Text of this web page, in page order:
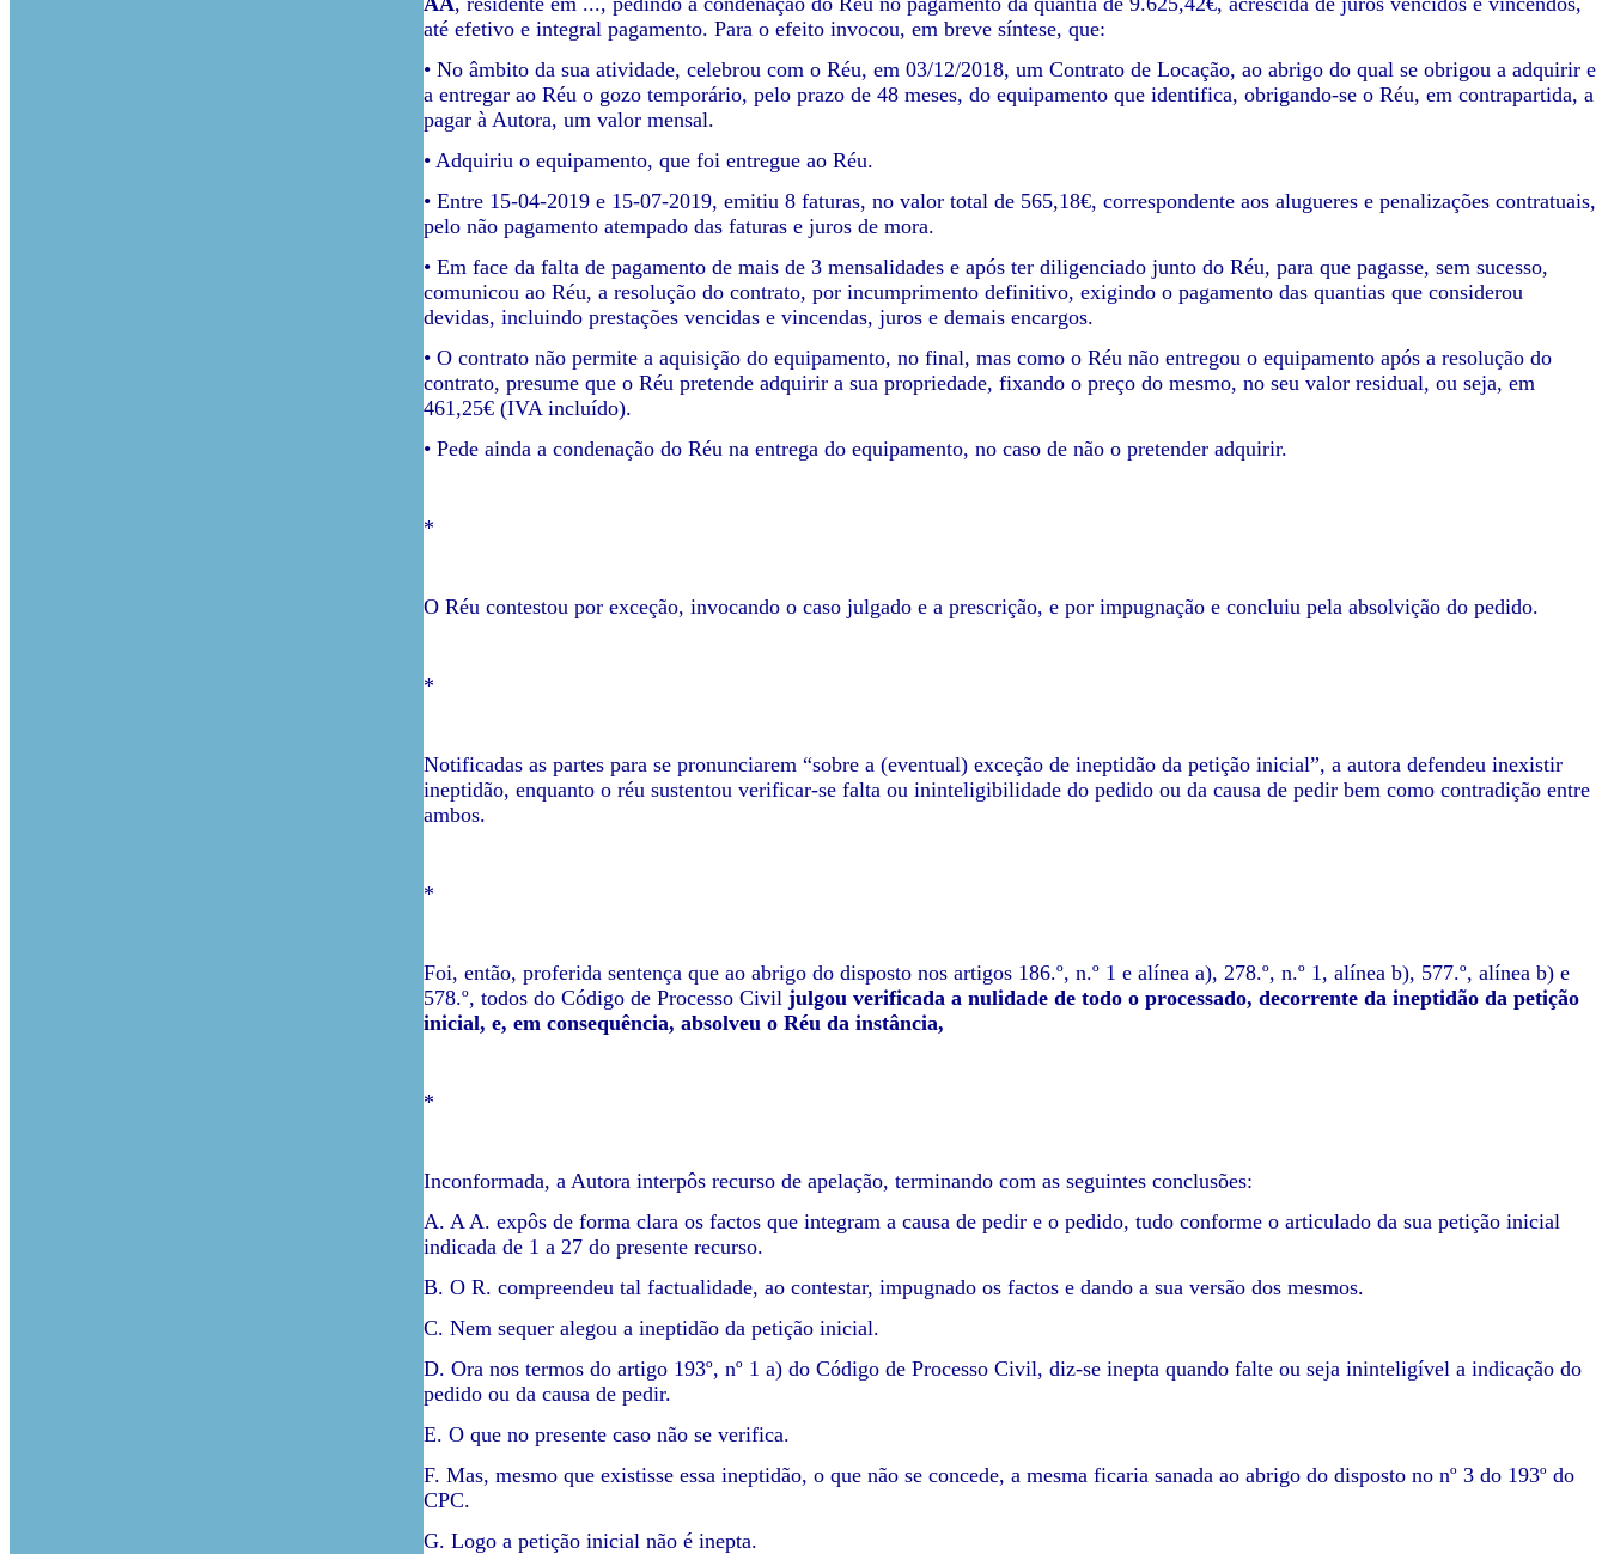
até efetivo e integral pagamento. Para o efeito invocou, em breve síntese, que:
• No âmbito da sua atividade, celebrou com o Réu, em 03/12/2018, um Contrato de Locação, ao abrigo do qual se obrigou a adquirir e
a entregar ao Réu o gozo temporário, pelo prazo de 48 meses, do equipamento que identifica, obrigando-se o Réu, em contrapartida, a
pagar à Autora, um valor mensal.
• Adquiriu o equipamento, que foi entregue ao Réu.
• Entre 15-04-2019 e 15-07-2019, emitiu 8 faturas, no valor total de 565,18€, correspondente aos alugueres e penalizações contratuais,
pelo não pagamento atempado das faturas e juros de mora.
• Em face da falta de pagamento de mais de 3 mensalidades e após ter diligenciado junto do Réu, para que pagasse, sem sucesso,
comunicou ao Réu, a resolução do contrato, por incumprimento definitivo, exigindo o pagamento das quantias que considerou
devidas, incluindo prestações vencidas e vincendas, juros e demais encargos.
• O contrato não permite a aquisição do equipamento, no final, mas como o Réu não entregou o equipamento após a resolução do
contrato, presume que o Réu pretende adquirir a sua propriedade, fixando o preço do mesmo, no seu valor residual, ou seja, em
461,25€ (IVA incluído).
• Pede ainda a condenação do Réu na entrega do equipamento, no caso de não o pretender adquirir.
*
O Réu contestou por exceção, invocando o caso julgado e a prescrição, e por impugnação e concluiu pela absolvição do pedido.
*
Notificadas as partes para se pronunciarem “sobre a (eventual) exceção de ineptidão da petição inicial”, a autora defendeu inexistir
ineptidão, enquanto o réu sustentou verificar-se falta ou ininteligibilidade do pedido ou da causa de pedir bem como contradição entre
ambos.
*
Foi, então, proferida sentença que ao abrigo do disposto nos artigos 186.º, n.º 1 e alínea a), 278.º, n.º 1, alínea b), 577.º, alínea b) e
578.º, todos do Código de Processo Civil julgou verificada a nulidade de todo o processado, decorrente da ineptidão da petição
inicial, e, em consequência, absolveu o Réu da instância,
*
Inconformada, a Autora interpôs recurso de apelação, terminando com as seguintes conclusões:
A. A A. expôs de forma clara os factos que integram a causa de pedir e o pedido, tudo conforme o articulado da sua petição inicial
indicada de 1 a 27 do presente recurso.
B. O R. compreendeu tal factualidade, ao contestar, impugnado os factos e dando a sua versão dos mesmos.
C. Nem sequer alegou a ineptidão da petição inicial.
D. Ora nos termos do artigo 193º, nº 1 a) do Código de Processo Civil, diz-se inepta quando falte ou seja ininteligível a indicação do
pedido ou da causa de pedir.
E. O que no presente caso não se verifica.
F. Mas, mesmo que existisse essa ineptidão, o que não se concede, a mesma ficaria sanada ao abrigo do disposto no nº 3 do 193º do
CPC.
G. Logo a petição inicial não é inepta.